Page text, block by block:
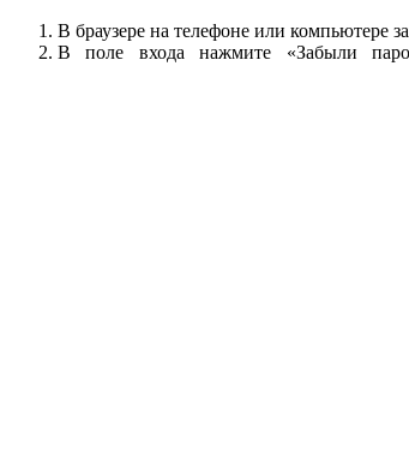
В браузере на телефоне или компьютере
В поле входа нажмите «Забыли